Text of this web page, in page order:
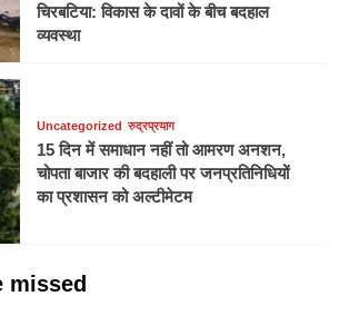
चिरबटिया: विकास के दावों के बीच बदहाल
व्यवस्था
Uncategorized रुद्रप्रयाग
15 दिन में समाधान नहीं तो आमरण अनशन,
चोपता बाजार की बदहाली पर जनप्रतिनिधियों
का प्रशासन को अल्टीमेटम
missed